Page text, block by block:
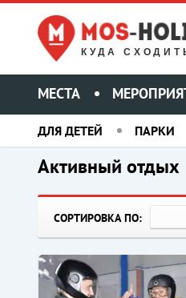
КУДА
МЕСТА
ДЛЯ ДЕТЕЙ ПАРКИ
Активный отдых
СОРТИРОВКА ПО: